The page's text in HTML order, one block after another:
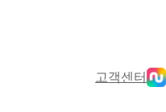
고객센터